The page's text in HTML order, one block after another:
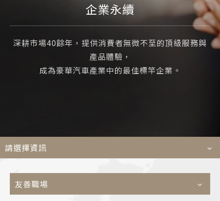
企業永續
深耕市場40餘年，提供消費者無微不至的頂級服務與
產品體驗，
成為豪華汽車產業中的最佳標竿企業。
請選擇資訊
友善職場
新
投資
Languages
TEL +886-